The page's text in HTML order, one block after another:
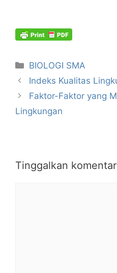
Kategori
BIOLOGI SMA
Indeks Kualitas
Faktor-Faktor yang
Lingkungan
Tinggalkan komentar